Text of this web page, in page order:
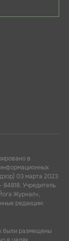
в
03 марта 2023
Учредитель
Журнал»,
редакции:
были размещены